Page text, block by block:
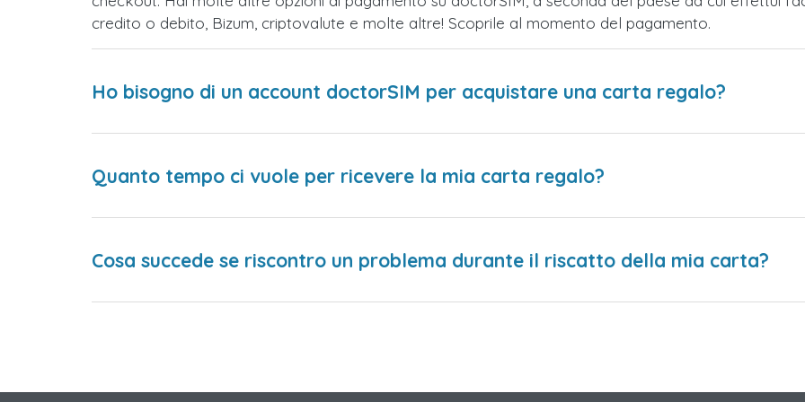
credito o debito, Bizum, criptovalute e molte altre! Scoprile al momento del pagamento.
Ho bisogno di un account doctorSIM per acquistare una carta regalo?
Quanto tempo ci vuole per ricevere la mia carta regalo?
Cosa succede se riscontro un problema durante il riscatto della mia carta?